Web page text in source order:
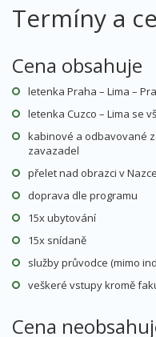
Termíny a
Cena obsahuje
letenka Praha – Lima –
letenka Cuzco – Lima se
kabinové a odbavované
zavazadel
přelet nad obrazci v Nazce
doprava dle programu
15x ubytování
15x snídaně
služby průvodce (mimo
veškeré vstupy kromě
Cena